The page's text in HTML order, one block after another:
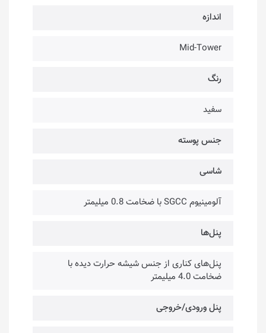
اندازه
Mid-Tower
رنگ
سفید
جنس پوسته
شاسی
آلومینیوم SGCC با ضخامت 0.8 میلیمتر
پنل‌ها
پنل‌های کناری از جنس شیشه حرارت دیده با
ضخامت 4.0 میلیمتر
پنل ورودی/خروجی